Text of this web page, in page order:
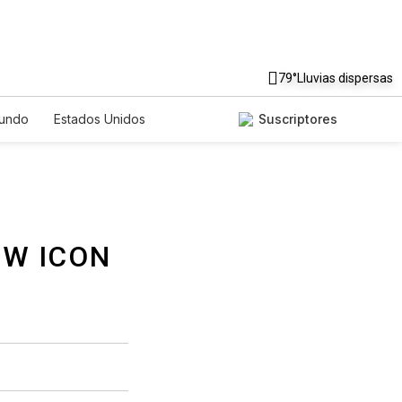
79°Lluvias dispersas
Estados Unidos
Suscriptores